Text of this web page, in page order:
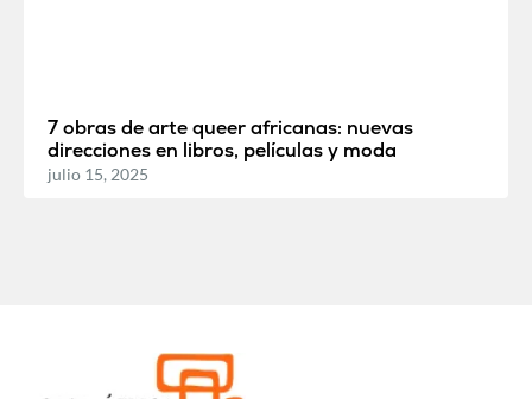
7 obras de arte queer africanas: nuevas
direcciones en libros, películas y moda
julio 15, 2025